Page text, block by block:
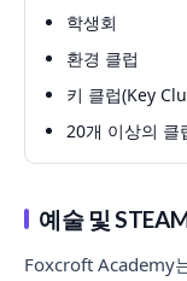
학생회
환경 클럽
키 클럽(Key
20개 이상의 클
예술 및
Foxcroft Academy